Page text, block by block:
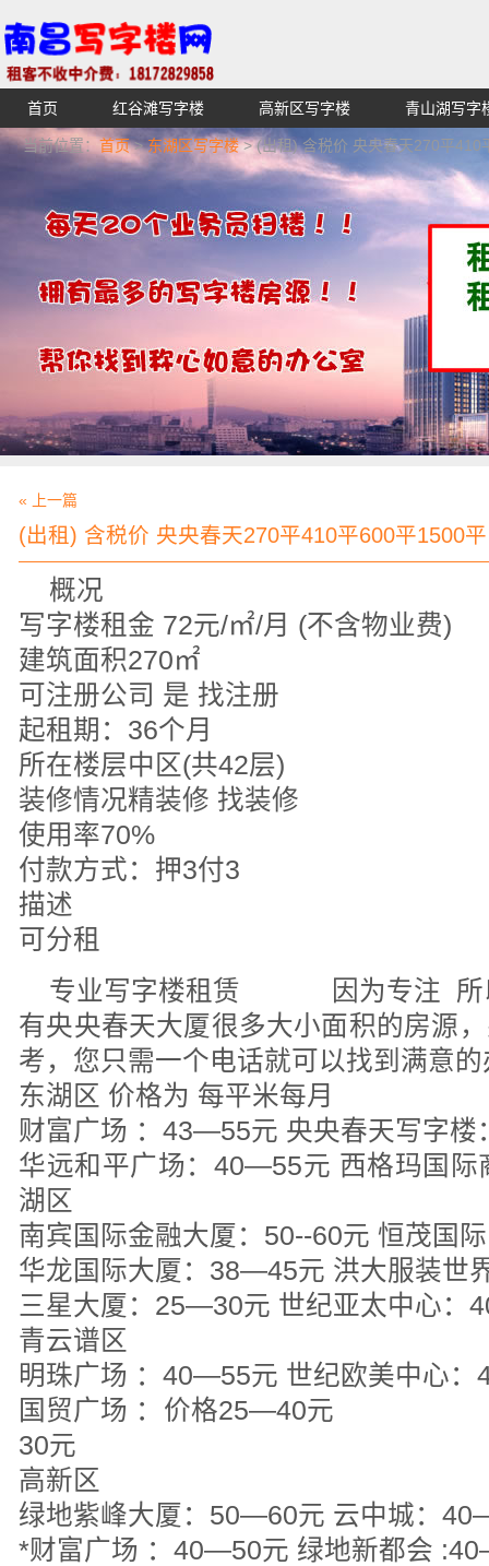
【不收中介费】南昌写字楼出租租赁招租出售,找高端高
湖青云谱写字楼
首页 红谷滩写字楼 高新区写字楼 青山湖写字
当前位置： 首页>东湖区写字楼> (出租) 含税价 央央春天270平410
« 上一篇
(出租) 含税价 央央春天270平410平600平1500平
概况
写字楼租金 72元/㎡/月 (不含物业费)
建筑面积270㎡
可注册公司 是 找注册
起租期：36个月
所在楼层中区(共42层)
装修情况精装修 找装修
使用率70%
付款方式：押3付3
描述
可分租
专业写字楼租赁 因为专注 所
有央央春天大厦很多大小面积的房源
考，您只需一个电话就可以找到满意
东湖区 价格为 每平米每月
财富广场 ：43—55元 央央春天写字
华远和平广场：40—55元 西格玛国际
湖区
南宾国际金融大厦：50--60元 恒茂国
华龙国际大厦：38—45元 洪大服装世
三星大厦：25—30元 世纪亚太中心：
青云谱区
明珠广场 ：40—55元 世纪欧美中心
国贸广场 ：价格25—40
30元
高新区
绿地紫峰大厦：50—60元 云中城：
*财富广场 ：40—50元 绿地新都会